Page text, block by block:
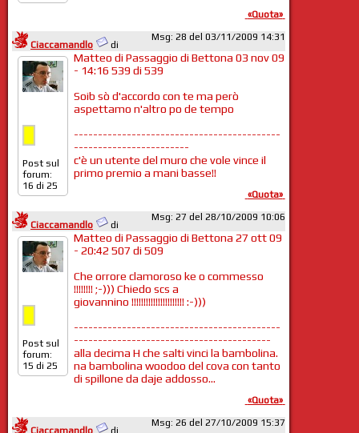
«Quota»
Ciaccamandlo di
Msg: 28 del 03/11/2009 14:31
Post sul
forum:
16 di 25
Matteo di Passaggio di Bettona 03 nov 09
- 14:16 539 di 539
Soib sò d'accordo con te ma però
aspettamo n'altro po de tempo
-------------------------------------------
------------------------
c'è un utente del muro che vole vince il
primo premio a mani basse!!
«Quota»
Ciaccamandlo di
Msg: 27 del 28/10/2009 10:06
Post sul
forum:
15 di 25
Matteo di Passaggio di Bettona 27 ott 09
- 20:42 507 di 509
Che orrore clamoroso ke o commesso
!!!!!!!! ;-))) Chiedo scs a
giovannino !!!!!!!!!!!!!!!!!!!!!! :-)))
-------------------------------------------
-----------------------------------------
alla decima H che salti vinci la bambolina.
na bambolina woodoo del cova con tanto
di spillone da daje addosso...
«Quota»
Ciaccamandlo di
Msg: 26 del 27/10/2009 15:37